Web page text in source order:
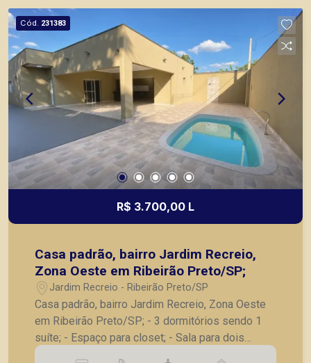
Cód. 231383
R$ 3.700,00 L
Casa padrão, bairro Jardim Recreio,
Zona Oeste em Ribeirão Preto/SP;
Jardim Recreio - Ribeirão Preto/SP
Casa padrão, bairro Jardim Recreio, Zona Oeste
em Ribeirão Preto/SP; - 3 dormitórios sendo 1
suíte; - Espaço para closet; - Sala para dois
ambientes; - Lavabo; - Piscina com cascata e